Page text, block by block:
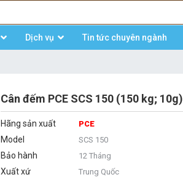
Dịch vụ Tin tức chuyên ngành
Cân đếm PCE SCS 150 (150 kg; 10g)
Hãng sản xuất PCE
Model SCS 150
Bảo hành 12 Tháng
Xuất xứ Trung Quốc